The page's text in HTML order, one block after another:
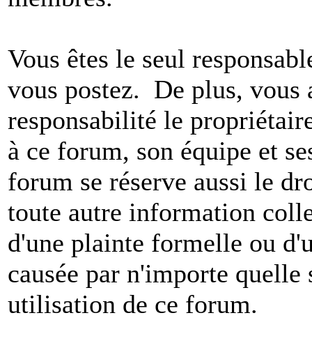
Vous êtes le seul
vous postez. De plus, vous
responsabilité le
à ce forum, son équipe et
forum se réserve aussi le
toute autre information
d'une plainte formelle ou
causée par n'importe
utilisation de ce forum.